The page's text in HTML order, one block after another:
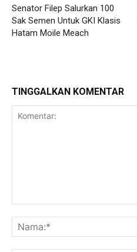
Senator Filep Salurkan 100
Sak Semen Untuk GKI Klasis
Hatam Moile Meach
TINGGALKAN KOMENTAR